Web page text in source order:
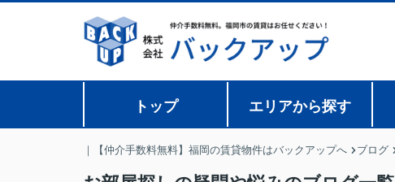
トップ エリアから探す
｜【仲介手数料無料】福岡の賃貸物件はバックアップへ ブログ